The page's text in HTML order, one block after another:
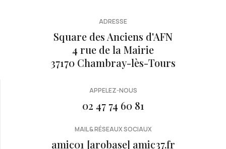
ADRESSE
Square des Anciens d'AFN
4 rue de la Mairie
37170 Chambray-lès-Tours
APPELEZ-NOUS
02 47 74 60 81
MAIL & RÉSEAUX SOCIAUX
amic01 [arobase] amic37.fr